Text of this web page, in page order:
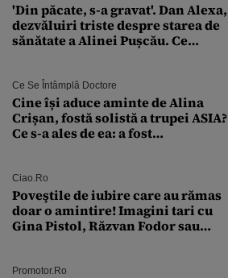
'Din păcate, s-a gravat'. Dan Alexa,
dezvăluiri triste despre starea de
sănătate a Alinei Pușcău. Ce
Ce Se Întâmplă Doctore
Cine își aduce aminte de Alina
Crișan, fostă solistă a trupei ASIA?
Ce s-a ales de ea: a fost
Ciao.ro
Poveştile de iubire care au rămas
doar o amintire! Imagini tari cu
Gina Pistol, Răzvan Fodor sau
Promotor.ro